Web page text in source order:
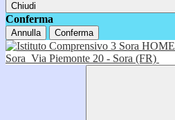
Chiudi
Conferma
Annulla Conferma
HOME
Sora Via Piemonte 20 - Sora (FR)